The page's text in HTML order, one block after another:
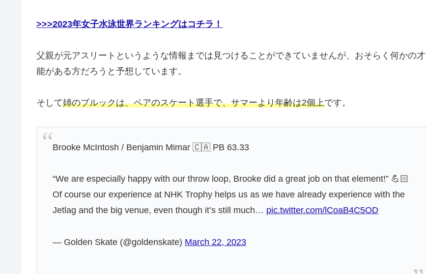
>>>2023年女子水泳世界ランキングはコチラ！
父親が元アスリートというような情報までは見つけることができていませんが、おそらく何かの才
能がある方だろうと予想しています。
そして姉のブルックは、ペアのスケート選手で、サマーより年齢は2個上です。
Brooke McIntosh / Benjamin Mimar 🇨🇦 PB 63.33
“We are especially happy with our throw loop, Brooke did a great job on that element!” 💪🏻
Of course our experience at NHK Trophy helps us as we have already experience with the
Jetlag and the big venue, even though it’s still much… pic.twitter.com/lCoaB4C5OD
— Golden Skate (@goldenskate) March 22, 2023